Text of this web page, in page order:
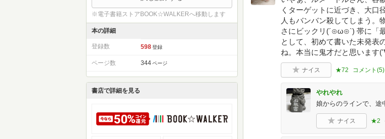
※電子書籍ストアBOOK☆WALKERへ移動します
本の詳細
登録数 598 登録
ページ数 344 ページ
書店で詳細を見る
くターゲットに近づき、大口
人もバンバン殺してしまう。
さにビックリ(´⊙ω⊙`) 帯に「
として、初めて書いた未発表
ね。本当に鬼才だと思います
ナイス ★72 コメント(5)
やれやれ
娘からのラインで、途
ナイス ★2